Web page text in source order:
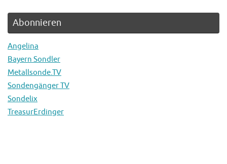
Abonnieren
Angelina
Bayern Sondler
Metallsonde.TV
Sondengänger TV
Sondelix
TreasurErdinger